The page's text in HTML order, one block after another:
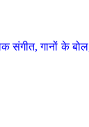
संगीत, गानों के